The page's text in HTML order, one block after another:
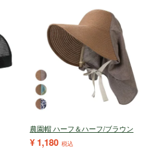
農園帽 ハーフ＆ハーフ/ブラウン
¥ 1,180 税込